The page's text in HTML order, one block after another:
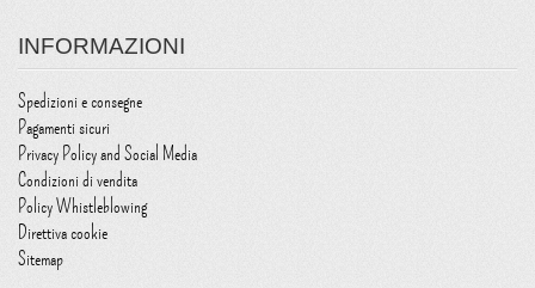
INFORMAZIONI
Spedizioni e consegne
Pagamenti sicuri
Privacy Policy and Social Media
Condizioni di vendita
Policy Whistleblowing
Direttiva cookie
Sitemap